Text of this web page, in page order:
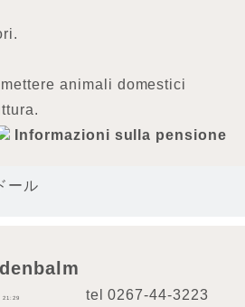
animali domestici
Informazioni sulla pensione
tel0267-44-3223
21:29